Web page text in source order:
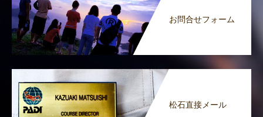
お問合せフォーム
松石直接メール